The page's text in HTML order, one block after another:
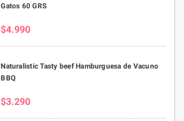
Gatos 60 GRS
$4.990
Naturalistic Tasty beef Hamburguesa de Vacuno
BBQ
$3.290